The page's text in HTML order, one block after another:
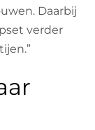
Daarbij
verder